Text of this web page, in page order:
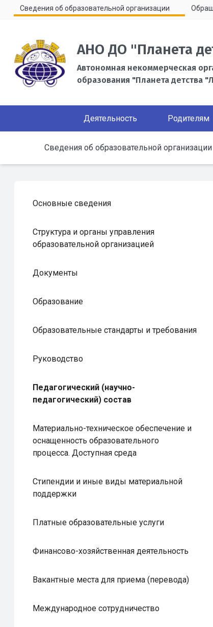
Сведения об образовательной организации
АНО ДО "Планета
Автономная некоммерческая
образования "Планета детства
Деятельность Родителям
Сведения об образовательной организации
Основные сведения
Структура и органы управления
образовательной организацией
Документы
Образование
Образовательные стандарты и требования
Руководство
Педагогический (научно-
педагогический) состав
Материально-техническое обеспечение и
оснащенность образовательного
процесса. Доступная среда
Стипендии и иные виды материальной
поддержки
Платные образовательные услуги
Финансово-хозяйственная деятельность
Вакантные места для приема (перевода)
Международное сотрудничество